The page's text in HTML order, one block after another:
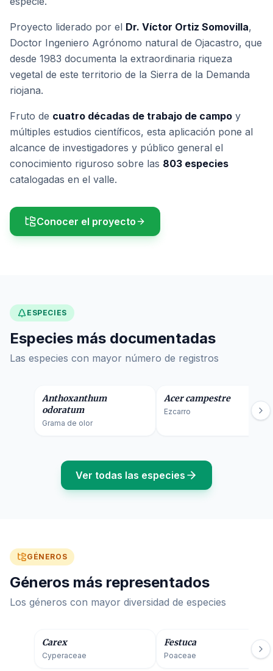
Proyecto liderado por el Dr. Víctor Ortiz Somovilla,
Doctor Ingeniero Agrónomo natural de Ojacastro, que
desde 1983 documenta la extraordinaria riqueza
vegetal de este territorio de la Sierra de la Demanda
riojana.
Fruto de cuatro décadas de trabajo de campo y
múltiples estudios científicos, esta aplicación pone al
alcance de investigadores y público general el
conocimiento riguroso sobre las 803 especies
catalogadas en el valle.
Conocer el proyecto
ESPECIES
Especies más documentadas
Las especies con mayor número de registros
Anthoxanthum
odoratum
Grama de olor
Acer campestre
Ezcarro
Ver todas las especies
GÉNEROS
Géneros más representados
Los géneros con mayor diversidad de especies
Carex
Cyperaceae
Festuca
Poaceae